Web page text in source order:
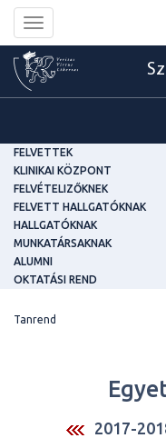
Toggle
navigation
FELVETTEK
KLINIKAI KÖZPONT
FELVÉTELIZŐKNEK
FELVETT HALLGATÓKNAK
HALLGATÓKNAK
MUNKATÁRSAKNAK
ALUMNI
OKTATÁSI REND
Tanrend
2017-